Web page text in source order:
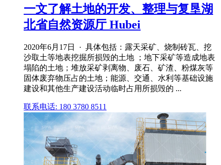
一文了解土地的开发、整理与复垦湖
北省自然资源厅 Hubei
2020年6月17日 · 具体包括：露天采矿、烧制砖瓦、挖
沙取土等地表挖掘所损毁的土地 ；地下采矿等造成地表
塌陷的土地；堆放采矿剥离物、废石、矿渣、粉煤灰等
固体废弃物压占的土地；能源、交通、水利等基础设施
建设和其他生产建设活动临时占用所损毁的 ...
联系电话: 180 3780 8511